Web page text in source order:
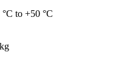
to +50 °C